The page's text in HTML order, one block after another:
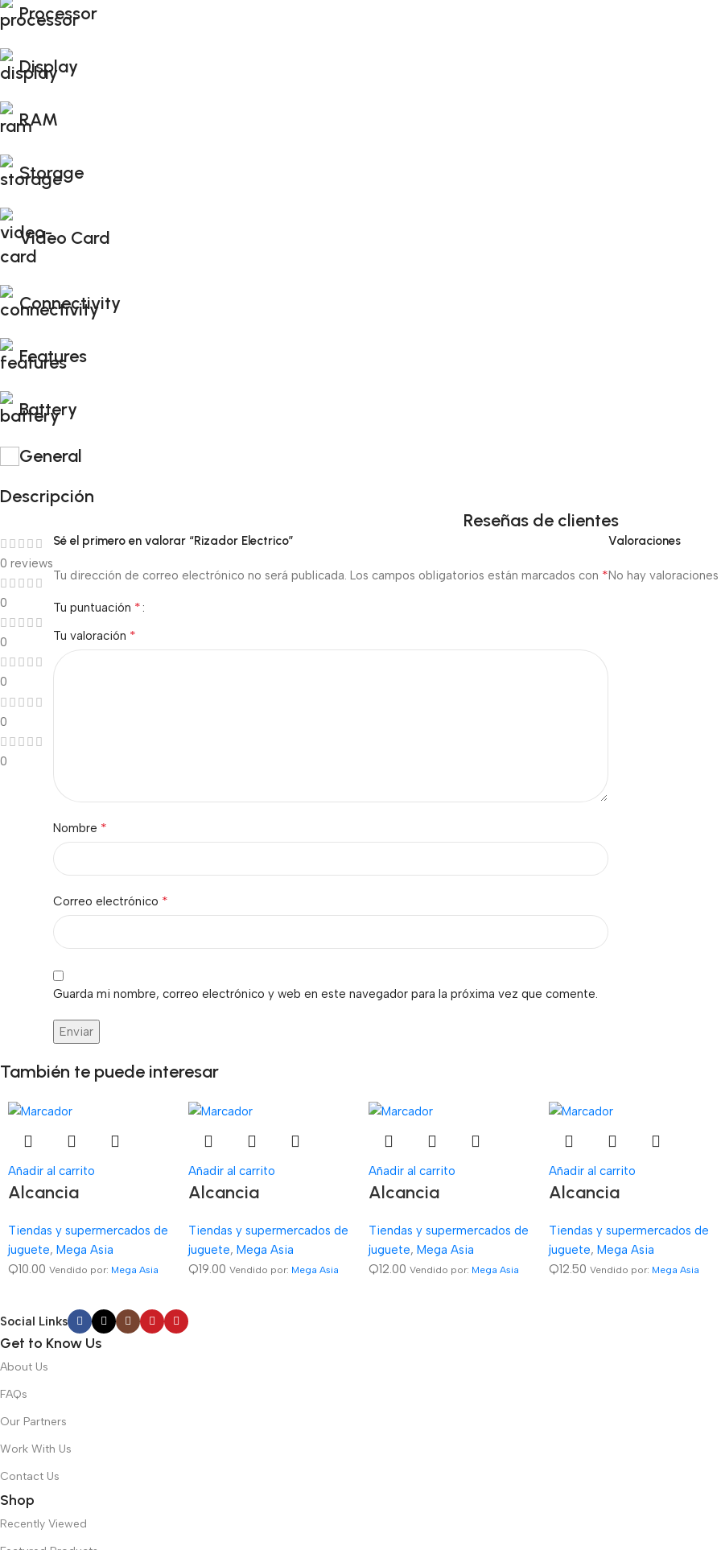
Processor
Display
RAM
Storage
Video Card
Connectivity
Features
Battery
General
Descripción
Reseñas de clientes
0 reviews
0
0
0
0
0
Valoraciones
No hay valoraciones
Sé el primero en valorar “Rizador Electrico”
Tu dirección de correo electrónico no será publicada. Los campos obligatorios están marcados con *
Tu puntuación *
Tu valoración *
Nombre *
Correo electrónico *
Guarda mi nombre, correo electrónico y web en este navegador para la próxima vez que comente.
También te puede interesar
Añadir al carrito
Alcancia
Tiendas y supermercados de
juguete, Mega Asia
Q10.00 Vendido por: Mega Asia
Añadir al carrito
Alcancia
Tiendas y supermercados de
juguete, Mega Asia
Q19.00 Vendido por: Mega Asia
Añadir al carrito
Alcancia
Tiendas y supermercados de
juguete, Mega Asia
Q12.00 Vendido por: Mega Asia
Añadir al carrito
Alcancia
Tiendas y supermercados de
juguete, Mega Asia
Q12.50 Vendido por: Mega Asia
Social Links
Get to Know Us
About Us
FAQs
Our Partners
Work With Us
Contact Us
Shop
Recently Viewed